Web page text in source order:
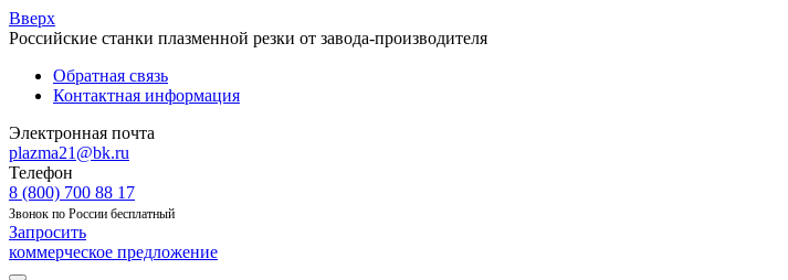
Вверх
Российские станки плазменной резки от завода-производителя
Обратная связь
Контактная информация
Электронная почта
plazma21@bk.ru
Телефон
8 (800) 700 88 17
Звонок по России бесплатный
Запросить
коммерческое предложение